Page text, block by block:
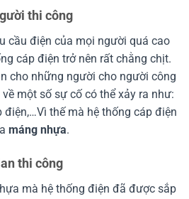
thi công
cầu điện của mọi người quá cao
cáp điện trở nên rất chằng chịt.
cho những người cho người công
một số sự cố có thể xảy ra như:
thế mà hệ thống cáp điện
máng nhựa.
thi công
mà hệ thống điện đã được sắp